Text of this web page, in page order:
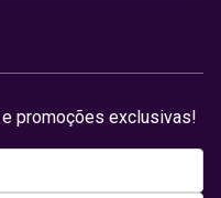
promoções exclusivas!